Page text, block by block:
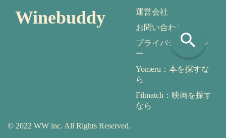
search
Winebuddy
運営会社
お問い合わせ
プライバシーポリシ
ー
Yomeru：本を探すな
ら
Filmatch：映画を探す
なら
© 2022 WW inc. All Rights Reserved.